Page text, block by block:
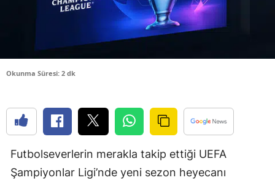
Denizli
Edirne
Okunma Süresi: 2 dk
Futbolseverlerin merakla takip ettiği UEFA
Şampiyonlar Ligi’nde yeni sezon heyecanı